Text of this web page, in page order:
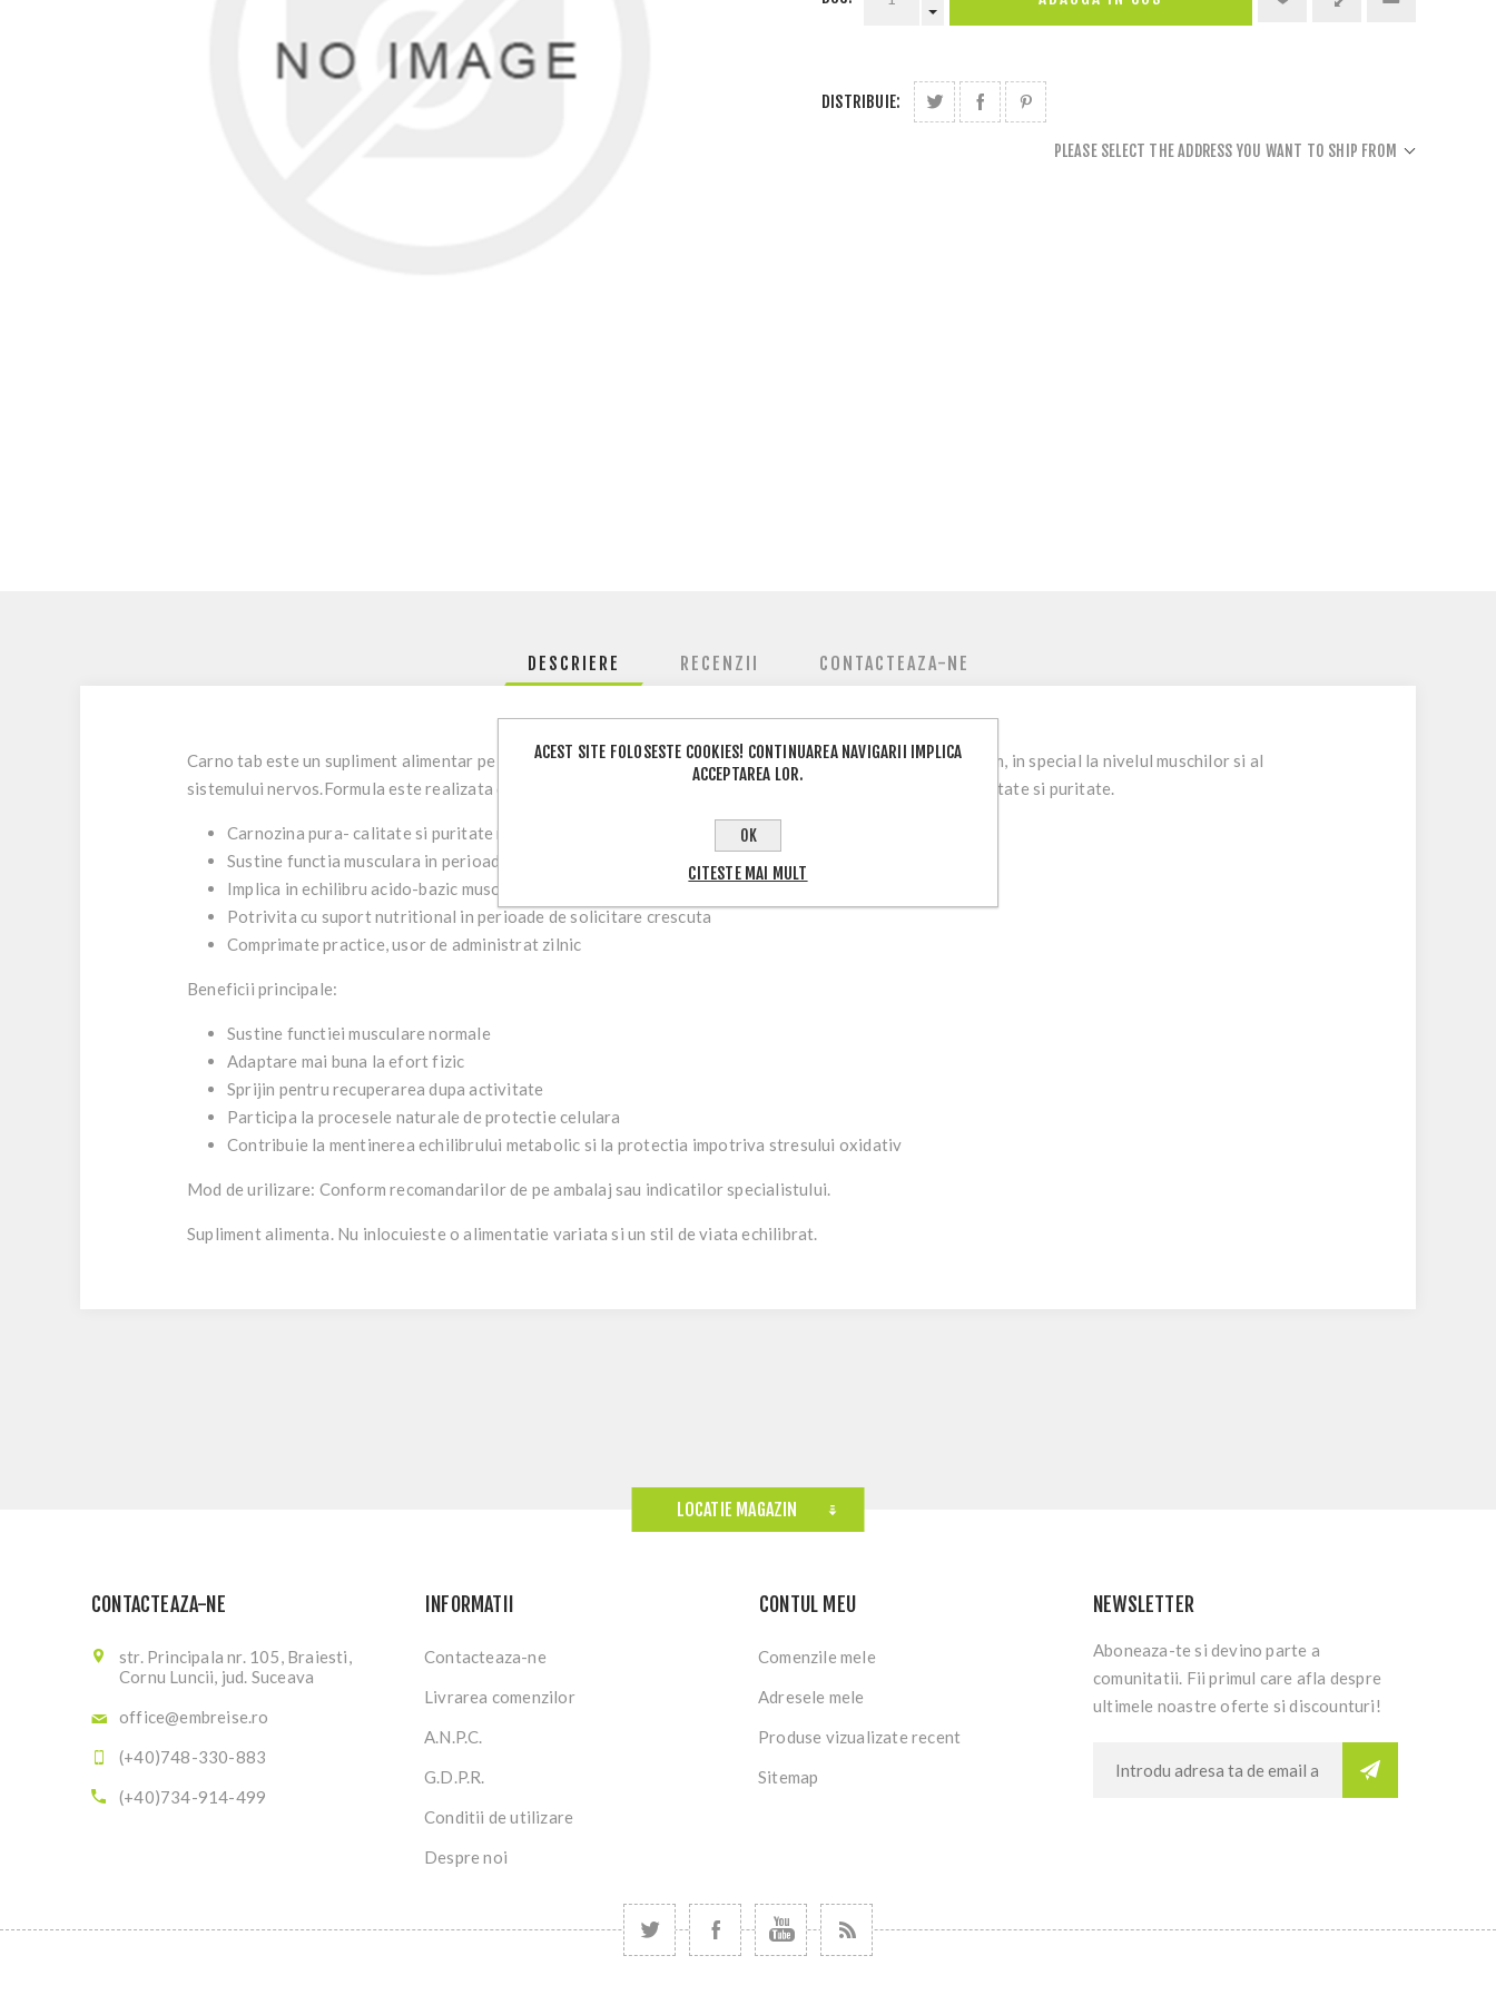
DISTRIBUIE:
PLEASE SELECT THE ADDRESS YOU WANT TO SHIP FROM
DESCRIERE RECENZII CONTACTEAZA-NE
Carno tab este un supliment alimentar pe baza de carnozina, o substanta prezenta in mod natural in organism, in special la nivelul muschilor si al
sistemului nervos.Formula este realizata din materii prime atent selectate, pentru un standard ridicat de calitate si puritate.
Carnozina pura- calitate si puritate ridicata
Sustine functia musculara in perioade de activitate fizica
Implica in echilibru acido-bazic muscular
Potrivita cu suport nutritional in perioade de solicitare crescuta
Comprimate practice, usor de administrat zilnic
Beneficii principale:
Sustine functiei musculare normale
Adaptare mai buna la efort fizic
Sprijin pentru recuperarea dupa activitate
Participa la procesele naturale de protectie celulara
Contribuie la mentinerea echilibrului metabolic si la protectia impotriva stresului oxidativ
Mod de urilizare: Conform recomandarilor de pe ambalaj sau indicatilor specialistului.
Supliment alimenta. Nu inlocuieste o alimentatie variata si un stil de viata echilibrat.
LOCATIE MAGAZIN
CONTACTEAZA-NE
str. Principala nr. 105, Braiesti,
Cornu Luncii, jud. Suceava
office@embreise.ro
(+40)748-330-883
(+40)734-914-499
INFORMATII
Contacteaza-ne
Livrarea comenzilor
A.N.P.C.
G.D.P.R.
Conditii de utilizare
Despre noi
CONTUL MEU
Comenzile mele
Adresele mele
Produse vizualizate recent
Sitemap
NEWSLETTER
Aboneaza-te si devino parte a
comunitatii. Fii primul care afla despre
ultimele noastre oferte si discounturi!
ACEST SITE FOLOSESTE COOKIES! CONTINUAREA NAVIGARII IMPLICA
ACCEPTAREA LOR.
OK
CITESTE MAI MULT